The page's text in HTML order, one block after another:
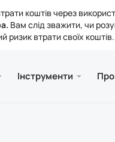
коштів через
Вам слід зважити, чи
ризик втрати своїх коштів.
Інструменти